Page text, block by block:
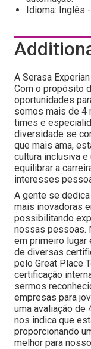
Idioma: Inglês
A Serasa
Com o propósito
oportunidades
somos mais de 4
times e
diversidade se
que mais ama,
cultura inclusiva
equilibrar a
interesses
A gente se
mais inovadoras
possibilitando
nossas pessoas.
em primeiro lugar
de diversas
pelo Great Place
certificação
sermos
empresas para
uma avaliação de
nos indica que
proporcionando
melhor para